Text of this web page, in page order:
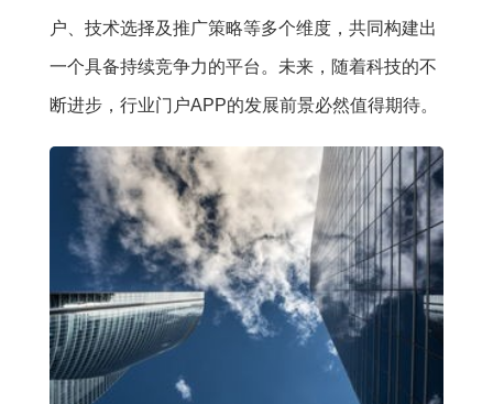
户、技术选择及推广策略等多个维度，共同构建出
一个具备持续竞争力的平台。未来，随着科技的不
断进步，行业门户APP的发展前景必然值得期待。